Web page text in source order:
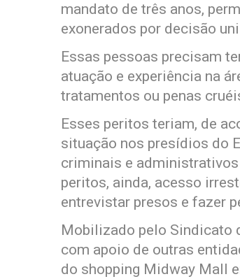
mandato de três anos,
exonerados por decisão
Essas pessoas precisam
atuação e experiência na
tratamentos ou penas
Esses peritos teriam, de
situação nos presídios do
criminais e administrativos
peritos, ainda, acesso
entrevistar presos e fazer
Mobilizado pelo Sindicato
com apoio de outras
do shopping Midway Mall